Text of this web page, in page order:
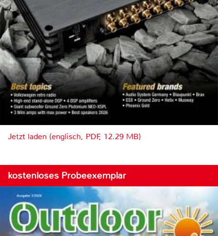
Jetzt laden (englisch, PDF, 12.29 MB)
kostenloses Probeexemplar